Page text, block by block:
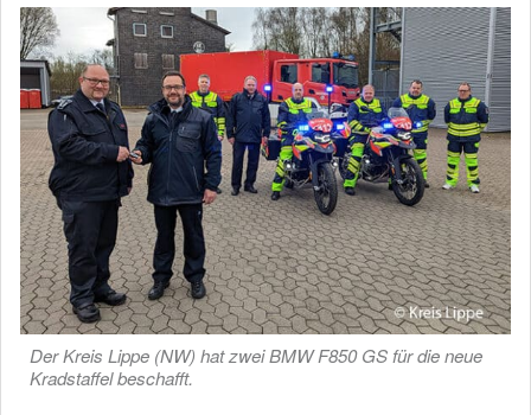
Der Kreis Lippe (NW) hat zwei BMW F850 GS für die neue
Kradstaffel beschafft.